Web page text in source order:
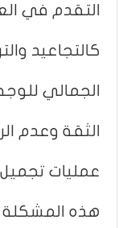
التقدم في
كالتجاعيد
الجمالي
الثقة وعدم
عمليات
هذه المشكلة